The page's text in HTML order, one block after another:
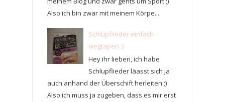
Also ich bin zwar mit meinem Körpe...
Schlupflieder einfach
wegtapen :)
Hey ihr lieben, ich habe
Schlupflieder läasst sich ja
auch anhand der Überschift herleiten ;)
Also ich muss ja zugeben, dass es mir erst